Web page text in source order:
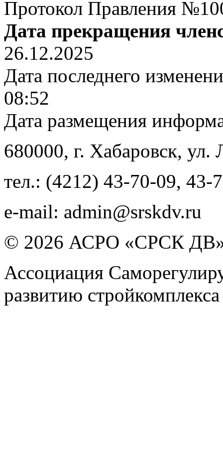
Протокол Правления
Дата прекращения
26.12.2025
Дата последнего
08:52
Дата размещения
680000, г. Хабаровск, ул.
тел.: (4212) 43-70-09, 43-
e-mail: admin@srskdv.ru
© 2026 АСРО «СРСК
Ассоциация
развитию